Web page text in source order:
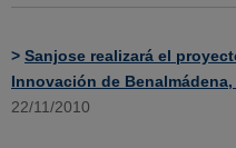
> Sanjose realizará el
Innovación de Benalmádena,
22/11/2010